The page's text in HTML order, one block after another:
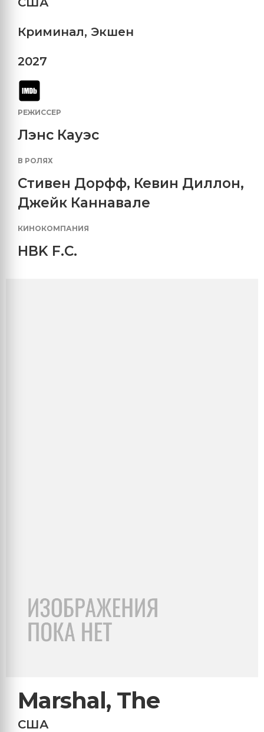
Криминал, Экшен
2027
РЕЖИССЕР
Лэнс Кауэс
В РОЛЯХ
Стивен Дорфф, Кевин Диллон,
Джейк Каннавале
КИНОКОМПАНИЯ
HBK F.C.
Marshal, The
США